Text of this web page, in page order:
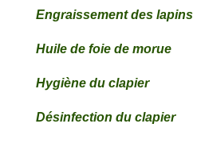
Engraissement des lapins
Huile de foie de morue
Hygiène du clapier
Désinfection du clapier